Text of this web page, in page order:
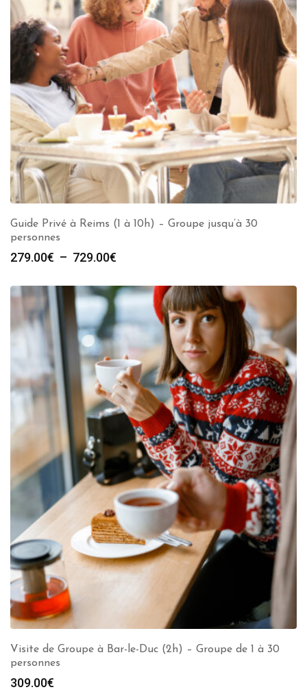
Guide Privé à Reims (1 à 10h) – Groupe jusqu’à 30
personnes
279.00€ – 729.00€
prix :
279.00€
à
729.00€
Visite de Groupe à Bar-le-Duc (2h) – Groupe de 1 à 30
personnes
309.00€